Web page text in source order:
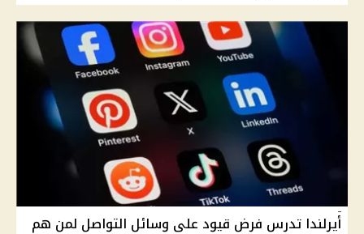
أيرلندا تدرس فرض قيود على وسائل التواصل لمن هم